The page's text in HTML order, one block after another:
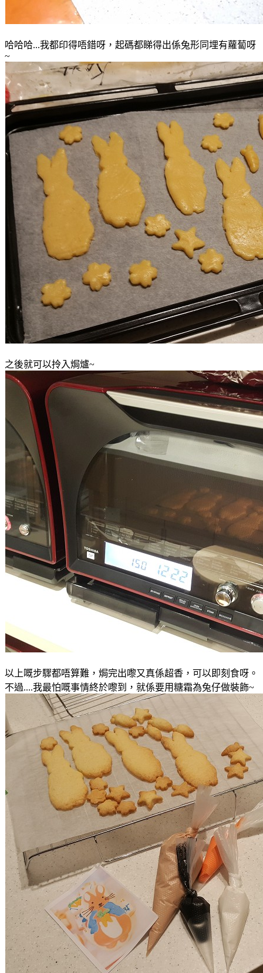
哈哈哈...我都印得唔錯呀，起碼都睇得出係兔形同埋有蘿蔔呀
~
之後就可以拎入焗爐~
以上嘅步驟都唔算難 ，焗完出嚟又真係超香 ，可以即刻食呀 。
不過....我最怕嘅事情終於嚟到 ，就係要用糖霜為兔仔做裝飾~